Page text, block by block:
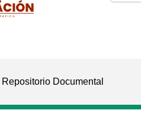
Repositorio Documental